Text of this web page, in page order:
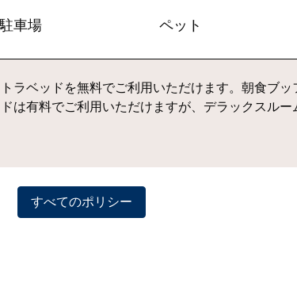
駐車場 ペット
ラベッドを無料でご利用いただけます。朝食ブ
は有料でご利用いただけますが、デラックスル
すべてのポリシー